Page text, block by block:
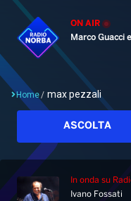
ON AIR
Home
Home/ max pezzali
ASCOLTA
In onda su
Ivano Fossati